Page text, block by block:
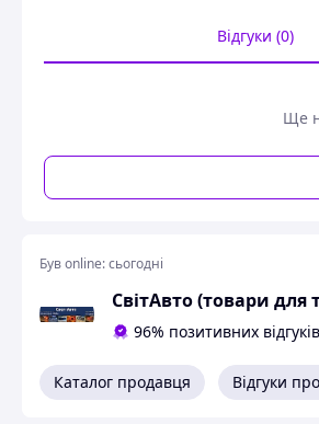
Відгуки (0)
Ще
Був online:сьогодні
СвітАвто (товари для
96% позитивних відгуків
Каталог продавця Відгуки